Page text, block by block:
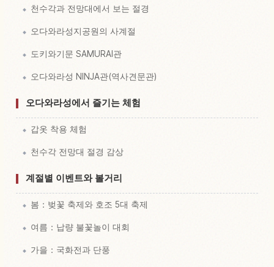
천수각과 전망대에서 보는 절경
오다와라성지공원의 사계절
도키와기문 SAMURAI관
오다와라성 NINJA관(역사견문관)
오다와라성에서 즐기는 체험
갑옷 착용 체험
천수각 전망대 절경 감상
계절별 이벤트와 볼거리
봄：벚꽃 축제와 호조 5대 축제
여름：납량 불꽃놀이 대회
가을：국화전과 단풍